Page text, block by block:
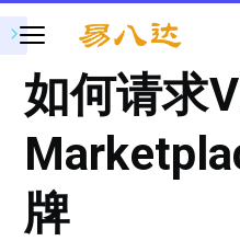
如何请求
牌